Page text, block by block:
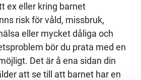
ex eller kring barnet
risk för våld, missbruk,
eller mycket dåliga och
bör du prata med en
Det är å ena sidan din
att se till att barnet har en